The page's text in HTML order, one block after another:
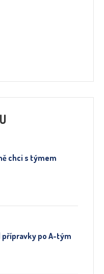
chci s týmem
po A-tým